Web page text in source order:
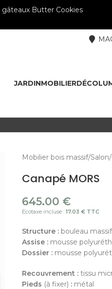
gâteaux Butter Cookies
JARDINMOBILIERDÉCO
Mobilier bois massif Salon
Canapé MORS
645.00 €
Ecotaxe incluse : 17.03 € TTC
Structure :bouleau
Assise :mousse
Dossier :mousse
Recouvrement :tissu
Pieds (à fixer) :métal